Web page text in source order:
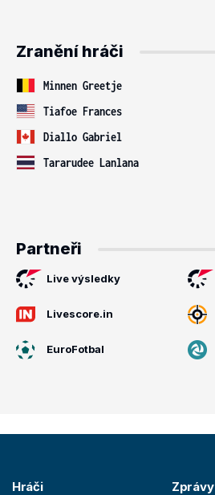
Zranění hráči
Minnen Greetje
Tiafoe Frances
Diallo Gabriel
Tararudee Lanlana
Partneři
Live výsledky
Livescore.in
EuroFotbal
Hráči Zprávy